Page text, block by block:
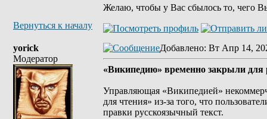
Желаю, чтобы у Вас сбылось то, чего
Вернуться к началу
yorick
Модератор
Добавлено: Вт Апр 14,
«Википедию» временно закрыли для
Управляющая «Википедией»
для чтения» из-за того, что
правки русскоязычный текст.